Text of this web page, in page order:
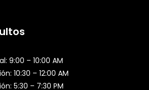
9:00 – 10:00 AM
10:30 – 12:00 AM
5:30 – 7:30 PM